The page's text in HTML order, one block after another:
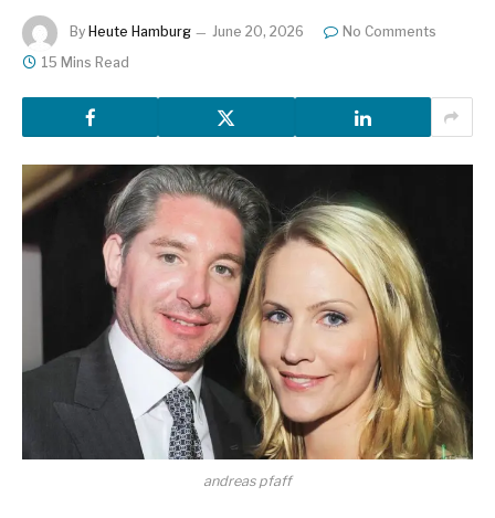
By Heute Hamburg June 20, 2026
No Comments
15 Mins Read
andreas pfaff